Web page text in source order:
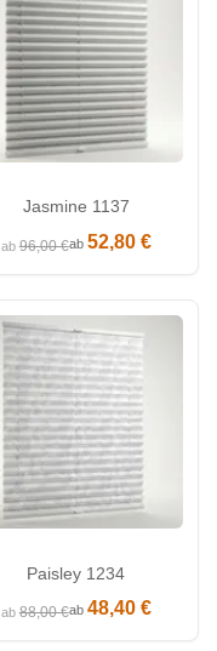
Jasmine 1137
ab96,00 €ab 52,80 €
Paisley 1234
ab88,00 €ab 48,40 €